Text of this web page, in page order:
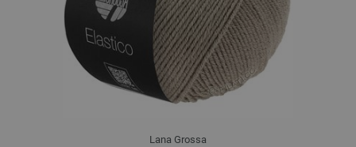
Lana Grossa